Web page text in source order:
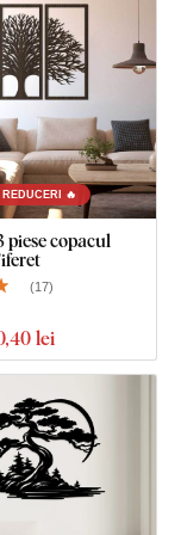
REDUCERI 🔥
piese copacul
(17)
,40 lei